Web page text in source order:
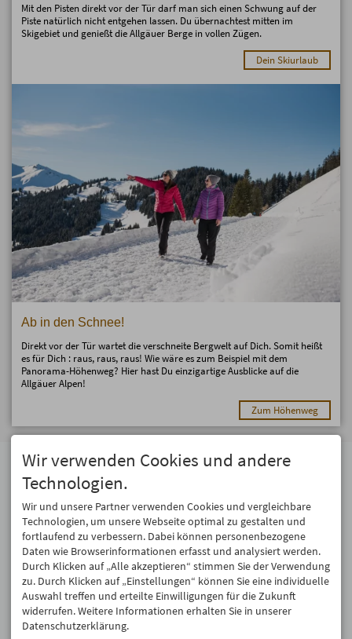
Mit den Pisten direkt vor der Tür darf man sich einen Schwung auf der
Piste natürlich nicht entgehen lassen. Du übernachtest mitten im
Skigebiet und genießt die Allgäuer Berge in vollen Zügen.
Dein Skiurlaub
Ab in den Schnee!
Direkt vor der Tür wartet die verschneite Bergwelt auf Dich. Somit heißt
es für Dich : raus, raus, raus! Wie wäre es zum Beispiel mit dem
Panorama-Höhenweg? Hier hast Du einzigartige Ausblicke auf die
Allgäuer Alpen!
Zum Höhenweg
Adresse
Berggasthof Hörnerhaus
Hörnerstraße 25
87538 Bolsterlang
Tel.08326 639
info@hoernerhaus.de
Wir verwenden Cookies und andere
Technologien.
Wir und unsere Partner verwenden Cookies und vergleichbare
Technologien, um unsere Webseite optimal zu gestalten und
fortlaufend zu verbessern. Dabei können personenbezogene
Daten wie Browserinformationen erfasst und analysiert werden.
Durch Klicken auf „Alle akzeptieren“ stimmen Sie der Verwendung
zu. Durch Klicken auf „Einstellungen“ können Sie eine individuelle
Auswahl treffen und erteilte Einwilligungen für die Zukunft
widerrufen. Weitere Informationen erhalten Sie in unserer
Datenschutzerklärung.